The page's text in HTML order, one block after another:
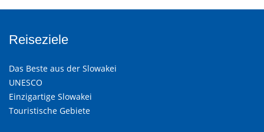
Reiseziele
Das Beste aus der Slowakei
UNESCO
Einzigartige Slowakei
Touristische Gebiete